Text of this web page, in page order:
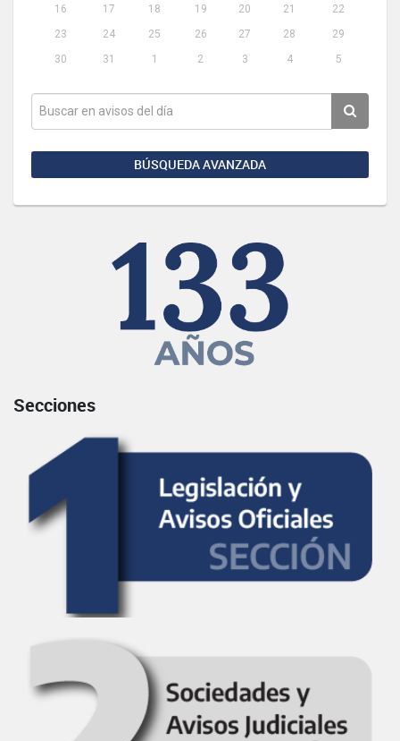
16
17 18 19 20 21
22
23
24 25 26 27 28
29
30
31 1 2 3 4 5
BÚSQUEDA AVANZADA
Secciones